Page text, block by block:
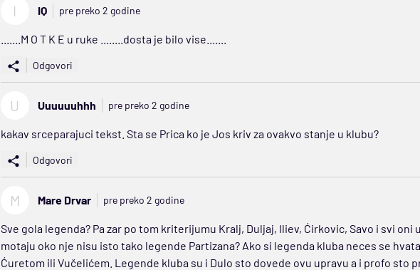
I IQ pre preko 2 godine
.......M O T K E u ruke ........dosta je bilo vise.......
Odgovori
U Uuuuuuhhh pre preko 2 godine
kakav srceparajuci tekst. Sta se Prica ko je Jos kriv za ovakvo stanje u klubu?
Odgovori
M Mare Drvar pre preko 2 godine
Sve gola legenda? Pa zar po tom kriterijumu Kralj, Duljaj, Iliev, Ćirkovic, Savo i svi
motaju oko nje nisu isto tako legende Partizana? Ako si legenda kluba neces se
Ćuretom ili Vučelićem. Legende kluba su i Dulo sto dovede ovu upravu a i profo sto